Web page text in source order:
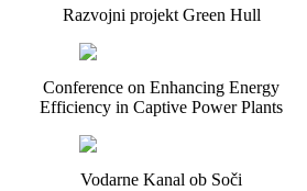
Razvojni projekt Green Hull
Conference on Enhancing Energy
Efficiency in Captive Power Plants
Vodarne Kanal ob Soči